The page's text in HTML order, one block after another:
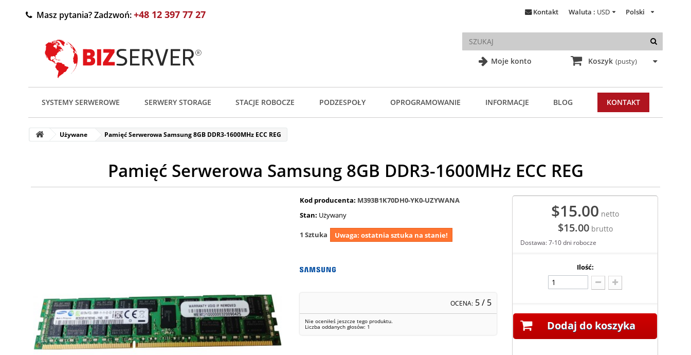
Moje konto
Polski
Waluta : USD
Kontakt
Masz pytania? Zadzwoń:+48 12 397 77 27
Koszyk (pusty)
SYSTEMY SERWEROWE SERWERY STORAGE STACJE ROBOCZE PODZESPOŁY OPROGRAMOWANIE INFORMACJE BLOG KONTAKT
Używane Pamięć Serwerowa Samsung 8GB DDR3-1600MHz ECC REG
Pamięć Serwerowa Samsung 8GB DDR3-1600MHz ECC REG
Kod producenta: M393B1K70DH0-YK0-UZYWANA
Stan: Używany
1 Sztuka Uwaga: ostatnia sztuka na stanie!
OCENA: 5/ 5
Nie oceniłeś jeszcze tego produktu.
Liczba oddanych głosów: 1
$15.00 netto
$15.00brutto
Dostawa: 7-10 dni robocze
Ilość:
Dodaj do koszyka